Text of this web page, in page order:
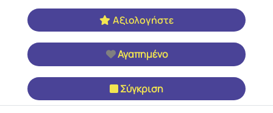
Αξιολογήστε
Αγαπημένο
Σύγκριση